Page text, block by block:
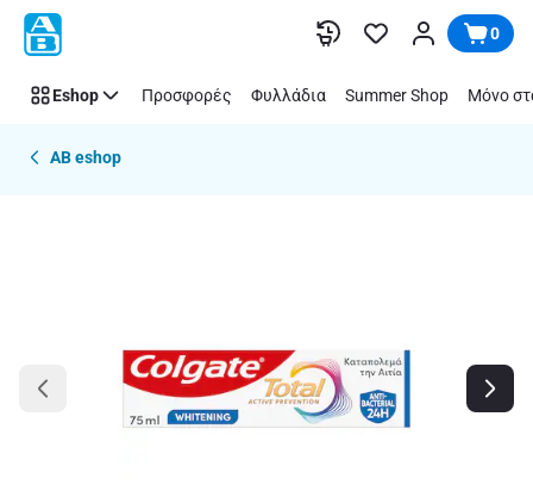
Παράλειψη 0
Eshop Προσφορές Φυλλάδια Summer Shop Μόνο
AB eshop